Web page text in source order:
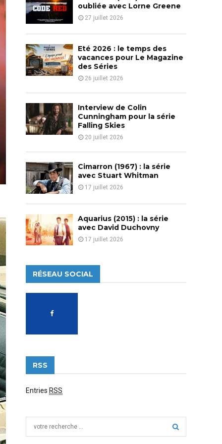
o
r
:
C
H
oubliée avec Lorne Greene
27 juillet 2026
Eté 2026 : le temps des
vacances pour Le Magazine
des Séries
26 juillet 2026
Interview de Colin
Cunningham pour la série
Falling Skies
20 juillet 2026
Cimarron (1967) : la série
avec Stuart Whitman
17 juillet 2026
Aquarius (2015) : la série
avec David Duchovny
17 juillet 2026
RÉSEAU SOCIAL
RSS
Entries RSS